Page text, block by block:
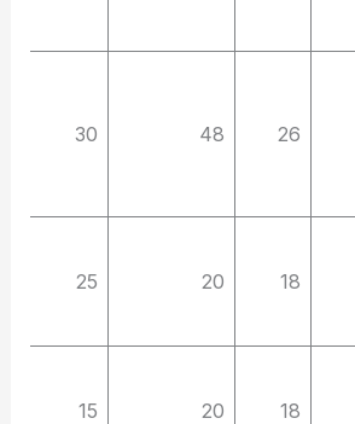
26
48
30
18
20
25
18
20
15